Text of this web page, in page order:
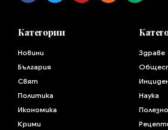
Категории
Новини
България
Свят
Политика
Икономика
Крими
Здраве
Наука
Полезно